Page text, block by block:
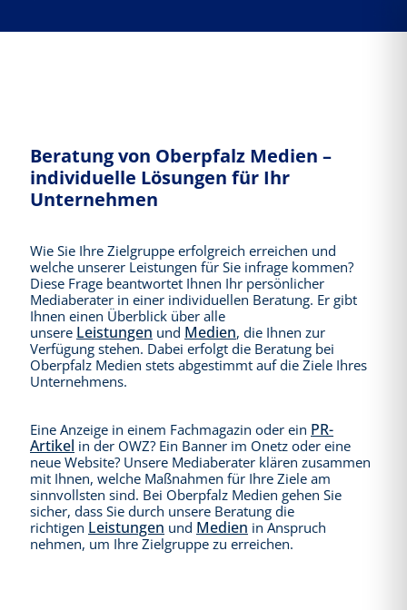
Beratung von Oberpfalz Medien –
individuelle Lösungen für Ihr
Unternehmen
Wie Sie Ihre Zielgruppe erfolgreich erreichen und
welche unserer Leistungen für Sie infrage kommen?
Diese Frage beantwortet Ihnen Ihr persönlicher
Mediaberater in einer individuellen Beratung. Er gibt
Ihnen einen Überblick über alle
unsere Leistungen und Medien, die Ihnen zur
Verfügung stehen. Dabei erfolgt die Beratung bei
Oberpfalz Medien stets abgestimmt auf die Ziele Ihres
Unternehmens.
Eine Anzeige in einem Fachmagazin oder ein PR-
Artikel in der OWZ? Ein Banner im Onetz oder eine
neue Website? Unsere Mediaberater klären zusammen
mit Ihnen, welche Maßnahmen für Ihre Ziele am
sinnvollsten sind. Bei Oberpfalz Medien gehen Sie
sicher, dass Sie durch unsere Beratung die
richtigen Leistungen und Medien in Anspruch
nehmen, um Ihre Zielgruppe zu erreichen.